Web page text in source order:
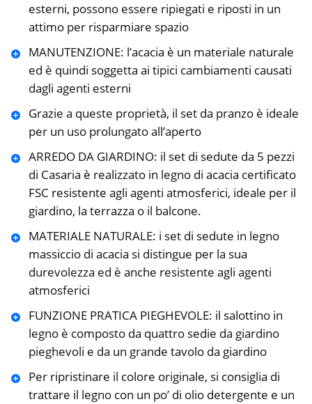
esterni, possono essere ripiegati e riposti in un
attimo per risparmiare spazio
MANUTENZIONE: l’acacia è un materiale naturale
ed è quindi soggetta ai tipici cambiamenti causati
dagli agenti esterni
Grazie a queste proprietà, il set da pranzo è ideale
per un uso prolungato all’aperto
ARREDO DA GIARDINO: il set di sedute da 5 pezzi
di Casaria è realizzato in legno di acacia certificato
FSC resistente agli agenti atmosferici, ideale per il
giardino, la terrazza o il balcone.
MATERIALE NATURALE: i set di sedute in legno
massiccio di acacia si distingue per la sua
durevolezza ed è anche resistente agli agenti
atmosferici
FUNZIONE PRATICA PIEGHEVOLE: il salottino in
legno è composto da quattro sedie da giardino
pieghevoli e da un grande tavolo da giardino
Per ripristinare il colore originale, si consiglia di
trattare il legno con un po’ di olio detergente e un